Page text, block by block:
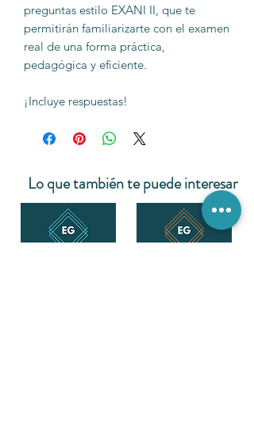
preguntas estilo EXANI II, que te
permitirán familiarizarte con el examen
real de una forma práctica,
pedagógica y eficiente.
¡Incluye respuestas!
Lo que también te puede interesar